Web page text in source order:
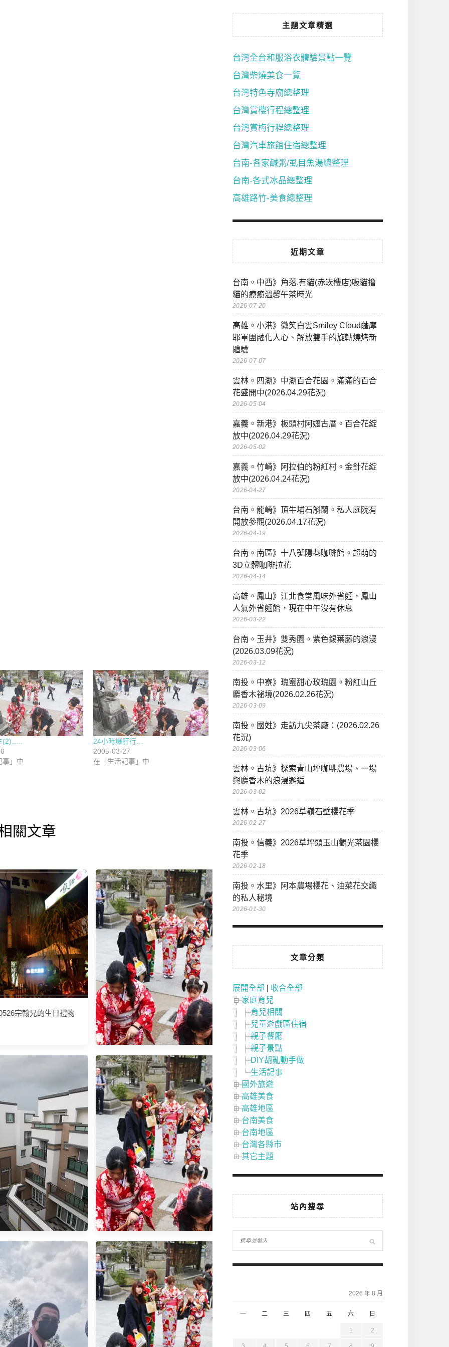
(2)…..
事」中
24小時爆肝行…
2005-03-27
在「生活記事」中
關文章
宗翰兄的生日禮物
一點一滴慢慢累積...
於終於~擁有了人生的
之預售屋之漫長等待心
得
兩年時間差...
主題文章精選
台灣全台和服浴衣體驗景點一覽
台灣柴燒美食一覽
台灣特色寺廟總整理
台灣賞櫻行程總整理
台灣賞梅行程總整理
台灣汽車旅館住宿總整理
台南-各家鹹粥/虱目魚湯總整理
台南-各式冰品總整理
高雄路竹-美食總整理
近期文章
台南。中西》角落.有貓(赤崁樓店)吸貓擼
貓的療癒溫馨午茶時光
2026-07-20
高雄。小港》微笑白雲Smiley Cloud薩摩
耶軍團融化人心、解放雙手的旋轉燒烤新
體驗
2026-07-07
雲林。四湖》中湖百合花園。滿滿的百合
花盛開中(2026.04.29花況)
2026-05-04
嘉義。新港》板頭村阿嬤古厝。百合花綻
放中(2026.04.29花況)
2026-05-02
嘉義。竹崎》阿拉伯的粉紅村。金針花綻
放中(2026.04.24花況)
2026-04-27
台南。龍崎》頂牛埔石斛蘭。私人庭院有
開放參觀(2026.04.17花況)
2026-04-19
台南。南區》十八號隱巷咖啡館。超萌的
3D立體咖啡拉花
2026-04-14
高雄。鳳山》江北食堂風味外省麵，鳳山
人氣外省麵館，現在中午沒有休息
2026-03-22
台南。玉井》雙秀園。紫色錫葉藤的浪漫
(2026.03.09花況)
2026-03-12
南投。中寮》瑰蜜甜心玫瑰園。粉紅山丘
麝香木祕境(2026.02.26花況)
2026-03-09
南投。國姓》走訪九尖茶廠：(2026.02.26
花況)
2026-03-06
雲林。古坑》探索青山坪咖啡農場、一場
與麝香木的浪漫邂逅
2026-03-02
雲林。古坑》2026草嶺石壁櫻花季
2026-02-27
南投。信義》2026草坪頭玉山觀光茶園櫻
花季
2026-02-18
南投。水里》阿本農場櫻花、油菜花交織
的私人秘境
2026-01-30
文章分類
展開全部
收合全部
家庭育兒
育兒相關
兒童遊戲區住宿
親子餐廳
親子景點
DIY胡亂動手做
生活記事
國外旅遊
高雄美食
高雄地區
台南美食
台南地區
台灣各縣市
其它主題
站內搜尋
2026 年 8 月
一 二 三 四 五 六 日
1 2